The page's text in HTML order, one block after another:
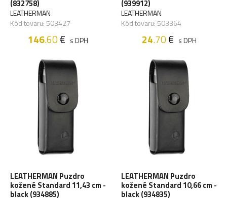
(832758)
LEATHERMAN
Kód tovaru: 503427
146.60€ s DPH
(939912)
LEATHERMAN
Kód tovaru: 503364
24.70€ s DPH
LEATHERMAN Puzdro
kožené Standard 11,43 cm -
black (934885)
LEATHERMAN Puzdro
kožené Standard 10,66 cm -
black (934835)